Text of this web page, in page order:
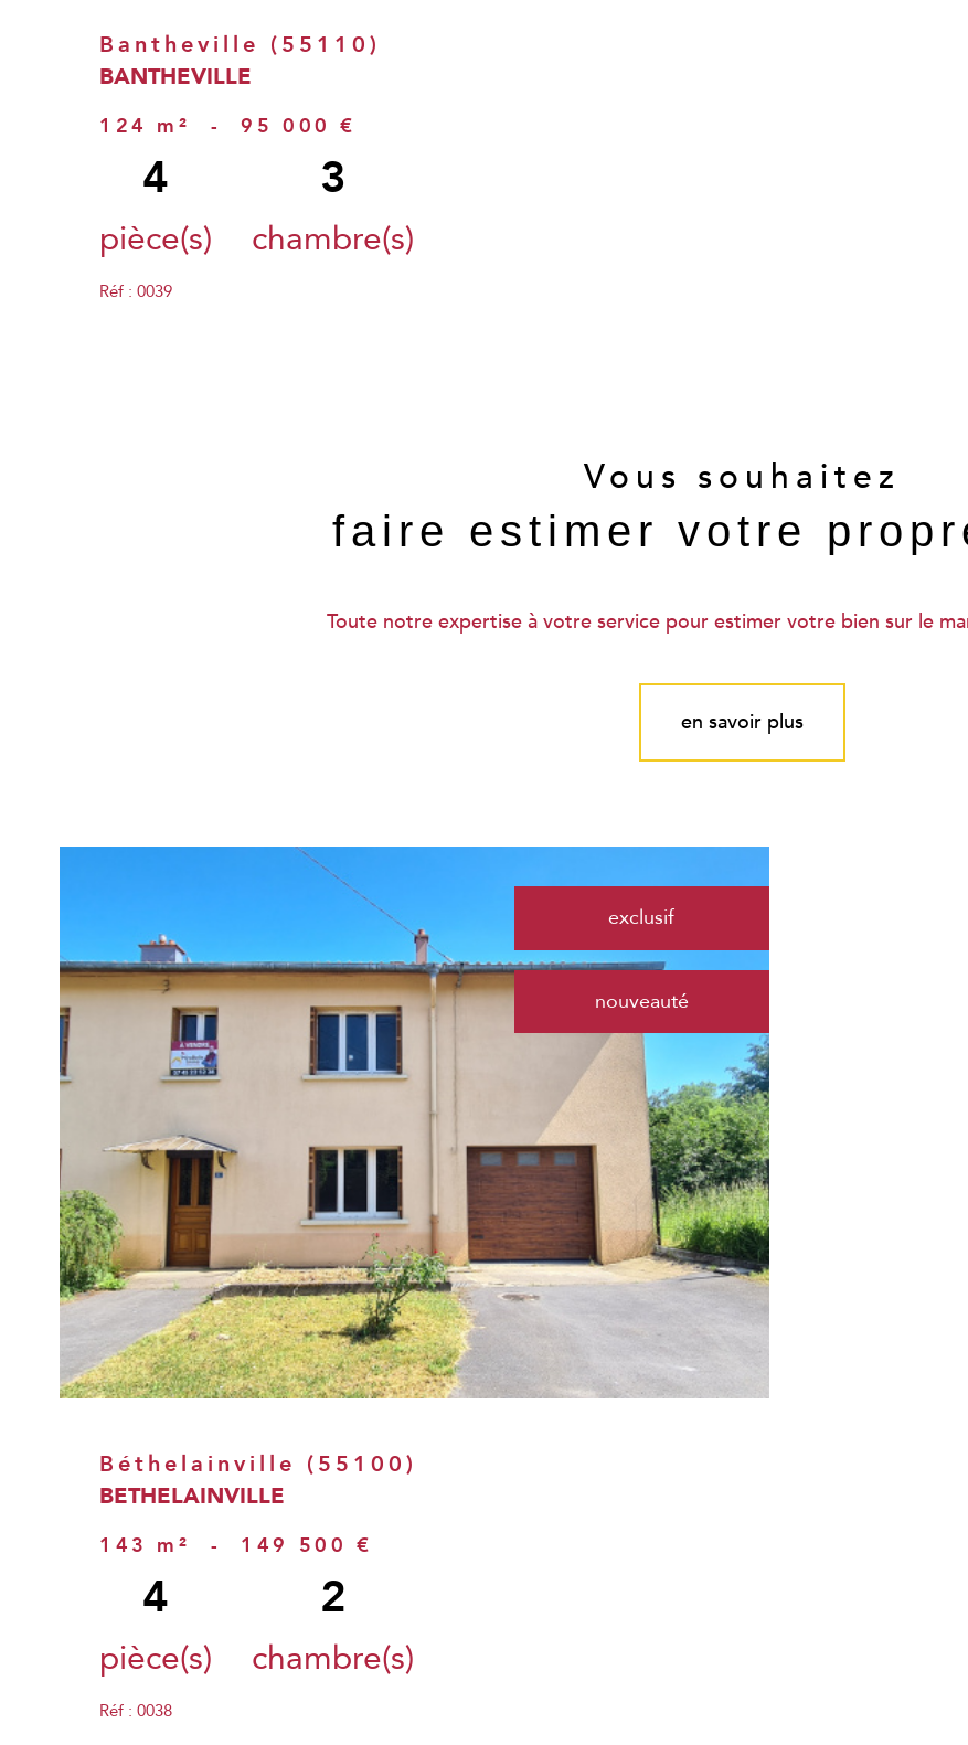
Bantheville (55110)
BANTHEVILLE
124 m² - 95 000 €
4
pièce(s)
3
chambre(s)
Réf : 0039
Vous souhaitez
faire estimer votre
Toute notre expertise à votre service pour estimer votre bien sur le
en savoir plus
exclusif
nouveauté
voir le
bien
Béthelainville (55100)
BETHELAINVILLE
143 m² - 149 500 €
4
pièce(s)
2
chambre(s)
Réf : 0038